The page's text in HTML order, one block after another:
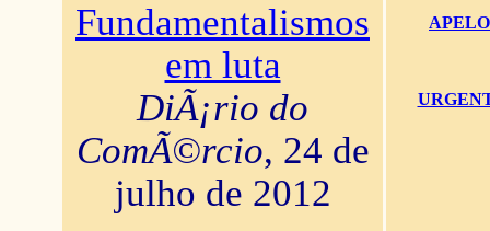
Fundamentalismos
em luta
DiÃ¡rio do
ComÃ©rcio, 24 de
julho de 2012